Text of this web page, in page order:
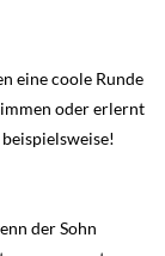
eine coole Runde
oder erlernt
der Sohn